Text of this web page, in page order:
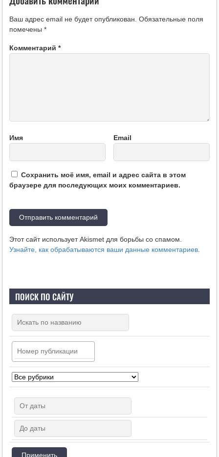
Ваш адрес email не будет опубликован. Обязательные поля
помечены *
Комментарий *
Имя Email
Сохранить моё имя, email и адрес сайта в этом
браузере для последующих моих комментариев.
Этот сайт использует Akismet для борьбы со спамом.
Узнайте, как обрабатываются ваши данные комментариев.
ПОИСК ПО САЙТУ